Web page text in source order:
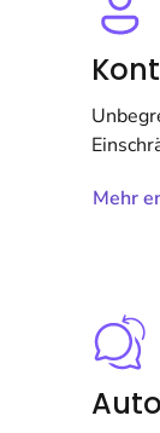
Mehr